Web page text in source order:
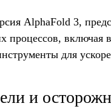
AlphaFold 3,
процессов,
для
и